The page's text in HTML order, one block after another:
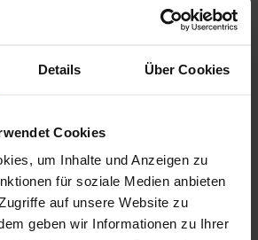
Details Über Cookies
Cookies
um Inhalte und Anzeigen zu
für soziale Medien anbieten
auf unsere Website zu
geben wir Informationen zu Ihrer
Agostino